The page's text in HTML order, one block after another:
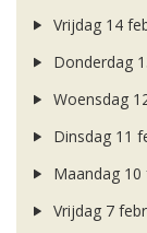
Vrijdag 14
Donderdag
Woensdag
Dinsdag 11
Maandag 10
Vrijdag 7